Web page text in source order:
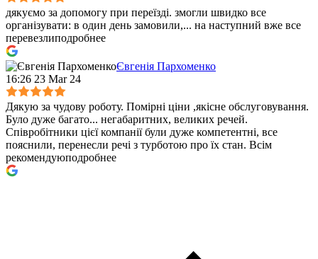
дякуємо за допомогу при переїзді. змогли швидко все
організувати: в один день замовили,... на наступний вже все
перевезлиподробнее
Євгенія Пархоменко
16:26 23 Mar 24
Дякую за чудову роботу. Помірні ціни ,якісне обслуговування.
Було дуже багато... негабаритних, великих речей.
Співробітники цієї компанії були дуже компетентні, все
пояснили, перенесли речі з турботою про їх стан. Всім
рекомендуюподробнее